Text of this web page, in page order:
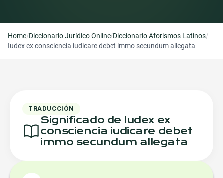
Home/Diccionario Jurídico Online/Diccionario Aforismos Latinos/
Iudex ex consciencia iudicare debet immo secundum allegata
TRADUCCIÓN
Significado de Iudex ex
consciencia iudicare debet
immo secundum allegata